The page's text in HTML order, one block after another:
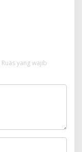
Ruas yang wajib